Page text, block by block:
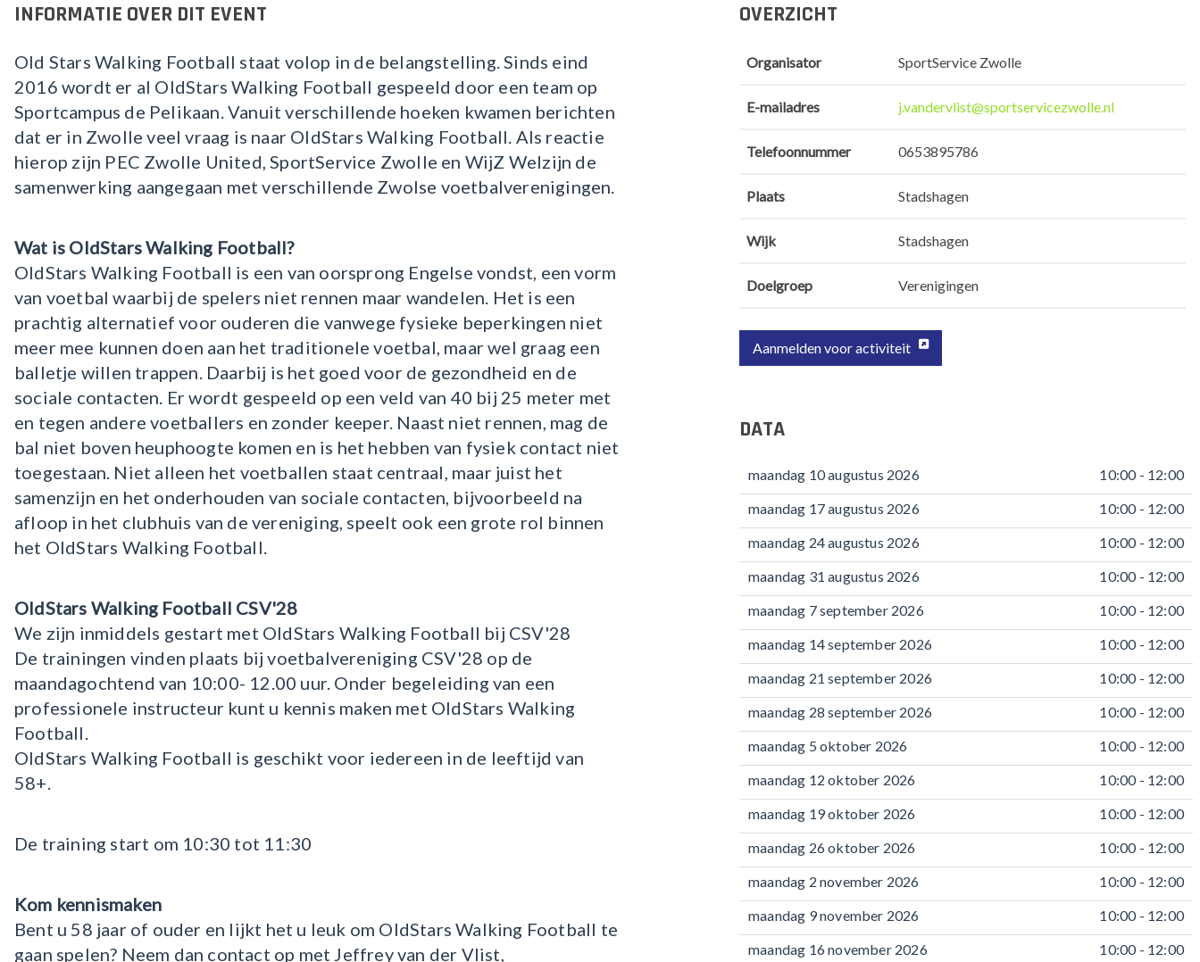
INFORMATIE OVER DIT EVENT
Old Stars Walking Football staat volop in de belangstelling. Sinds eind
2016 wordt er al OldStars Walking Football gespeeld door een team op
Sportcampus de Pelikaan. Vanuit verschillende hoeken kwamen berichten
dat er in Zwolle veel vraag is naar OldStars Walking Football. Als reactie
hierop zijn PEC Zwolle United, SportService Zwolle en WijZ Welzijn de
samenwerking aangegaan met verschillende Zwolse voetbalverenigingen.
Wat is OldStars Walking Football?
OldStars Walking Football is een van oorsprong Engelse vondst, een vorm
van voetbal waarbij de spelers niet rennen maar wandelen. Het is een
prachtig alternatief voor ouderen die vanwege fysieke beperkingen niet
meer mee kunnen doen aan het traditionele voetbal, maar wel graag een
balletje willen trappen. Daarbij is het goed voor de gezondheid en de
sociale contacten. Er wordt gespeeld op een veld van 40 bij 25 meter met
en tegen andere voetballers en zonder keeper. Naast niet rennen, mag de
bal niet boven heuphoogte komen en is het hebben van fysiek contact niet
toegestaan. Niet alleen het voetballen staat centraal, maar juist het
samenzijn en het onderhouden van sociale contacten, bijvoorbeeld na
afloop in het clubhuis van de vereniging, speelt ook een grote rol binnen
het OldStars Walking Football.
OldStars Walking Football CSV'28
We zijn inmiddels gestart met OldStars Walking Football bij CSV'28
De trainingen vinden plaats bij voetbalvereniging CSV'28 op de
maandagochtend van 10:00- 12.00 uur. Onder begeleiding van een
professionele instructeur kunt u kennis maken met OldStars Walking
Football.
OldStars Walking Football is geschikt voor iedereen in de leeftijd van
58+.
De training start om 10:30 tot 11:30
Kom kennismaken
Bent u 58 jaar of ouder en lijkt het u leuk om OldStars Walking Football te
gaan spelen? Neem dan contact op met Jeffrey van der Vlist,
OVERZICHT
Organisator SportService Zwolle
E-mailadres j.vandervlist@sportservicezwolle.nl
Telefoonnummer 0653895786
Plaats Stadshagen
Wijk Stadshagen
Doelgroep Verenigingen
Aanmelden voor activiteit
DATA
maandag 10 augustus 2026
10:00 - 12:00
maandag 17 augustus 2026
10:00 - 12:00
maandag 24 augustus 2026
10:00 - 12:00
maandag 31 augustus 2026
10:00 - 12:00
maandag 7 september 2026
10:00 - 12:00
maandag 14 september 2026
10:00 - 12:00
maandag 21 september 2026
10:00 - 12:00
maandag 28 september 2026
10:00 - 12:00
maandag 5 oktober 2026
10:00 - 12:00
maandag 12 oktober 2026
10:00 - 12:00
maandag 19 oktober 2026
10:00 - 12:00
maandag 26 oktober 2026
10:00 - 12:00
maandag 2 november 2026
10:00 - 12:00
maandag 9 november 2026
10:00 - 12:00
maandag 16 november 2026
10:00 - 12:00